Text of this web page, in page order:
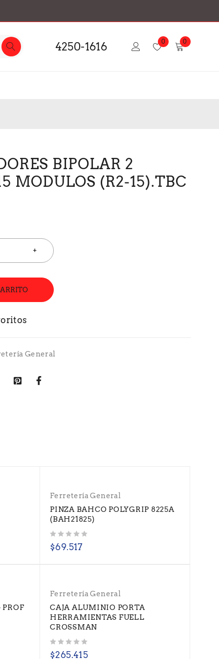
4250-1616 0 0
BIPOLAR 2
MODULOS (R2-15).TBC
General
Ferretería General
PINZA BAHCO POLYGRIP 8225A
(BAH21825)
$69.517
Ferretería General
CAJA ALUMINIO PORTA
HERRAMIENTAS FUELL
CROSSMAN
$265.415